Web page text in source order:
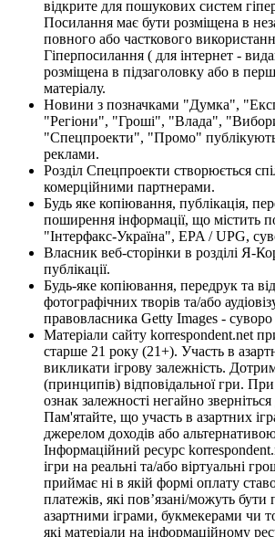
відкрите для пошукових систем
Посилання має бути розміщена в
повного або часткового
Гіперпосилання ( для інтернет -
розміщена в підзаголовку або в
матеріалу.
Новини з позначками "Думка",
"Регіони", "Гроші", "Влада",
"Спецпроекти", "Промо"
реклами.
Розділ Спецпроекти створюється
комерційними партнерами.
Будь яке копіювання, публікація,
поширення інформації, що містить
"Інтерфакс-Україна", EPA / UPG,
Власник веб-сторінки в розділі Я-
публікації.
Будь-яке копіювання, передрук та
фотографічних творів та/або
правовласника Getty Images - суворо
Матеріали сайту korrespondent.net
старше 21 року (21+). Участь в
викликати ігрову залежність.
(принципів) відповідальної гри.
ознак залежності негайно зверніться
Пам'ятайте, що участь в азартних
джерелом доходів або
Інформаційний ресурс
ігри на реальні та/або віртуальні
приймає ні в якій формі оплату
платежів, які пов’язані/можуть бути
азартними іграми, букмекерами чи
які матеріали на інформаційному